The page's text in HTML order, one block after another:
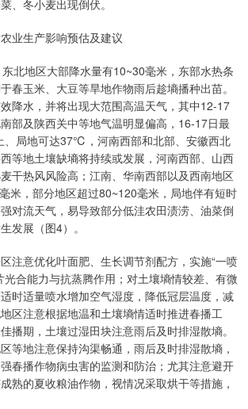
、冬小麦出现倒伏。
生产影响预估及建议
地区大部降水量有10~30毫米，东部水热条
春玉米、大豆等旱地作物雨后趁墒播种出苗。
降水，并将出现大范围高温天气，其中12-17
部及陕西关中等地气温明显偏高，16-17日最
局地可达37℃，河南西部和北部、安徽西北
等地土壤缺墒将持续或发展，河南西部、山西
干热风风险高；江南、华南西部以及西南地区
米，部分地区超过80~120毫米，局地伴有短时
对流天气，易导致部分低洼农田渍涝、油菜倒
发展（图4）。
意优化叶面肥、生长调节剂配方，实施“一喷
光合能力与抗蒸腾作用；对土壤墒情较差、有微
时适量喷水增加空气湿度，降低冠层温度，减
区注意根据地温和土壤墒情适时推进春播工
播期，土壤过湿田块注意雨后及时排湿散墒。
等地注意保持沟渠畅通，雨后及时排湿散墒，
春播作物病虫害的监测和防治；尤其注意避开
熟的夏收粮油作物，视情况采取烘干等措施，